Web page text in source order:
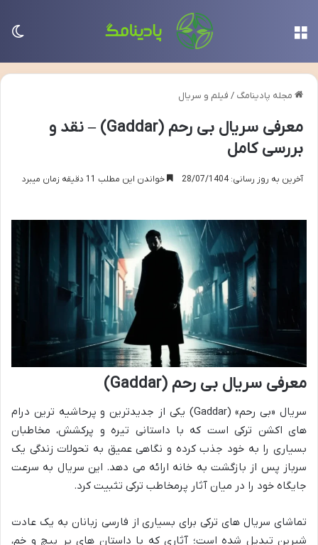
مجله پادینامگ / فیلم و سریال
معرفی سریال بی رحم (Gaddar) – نقد و
بررسی کامل
آخرین به روز رسانی: 28/07/1404 خواندن این مطلب 11 دقیقه زمان میبرد
معرفی سریال بی رحم (Gaddar)
سریال «بی رحم» (Gaddar) یکی از جدیدترین و پرحاشیه ترین درام
های اکشن ترکی است که با داستانی تیره و پرکشش، مخاطبان
بسیاری را به خود جذب کرده و نگاهی عمیق به تحولات زندگی یک
سرباز پس از بازگشت به خانه ارائه می دهد. این سریال به سرعت
جایگاه خود را در میان آثار پرمخاطب ترکی تثبیت کرد.
تماشای سریال های ترکی برای بسیاری از فارسی زبانان به یک عادت
شیرین تبدیل شده است؛ آثاری که با داستان های پر پیچ و خم،